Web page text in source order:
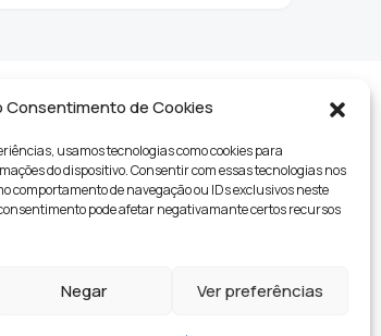
Consentimento de Cookies
usamos tecnologias como cookies para
do dispositivo. Consentir com essas tecnologias nos
comportamento de navegação ou IDs exclusivos neste
pode afetar negativamante certos recursos
Negar Ver preferências